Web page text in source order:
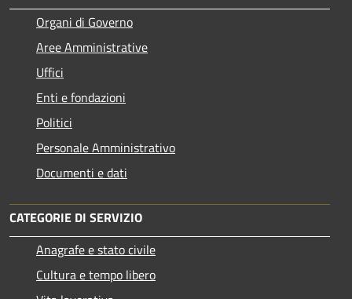
Organi di Governo
Aree Amministrative
Uffici
Enti e fondazioni
Politici
Personale Amministrativo
Documenti e dati
CATEGORIE DI SERVIZIO
Anagrafe e stato civile
Cultura e tempo libero